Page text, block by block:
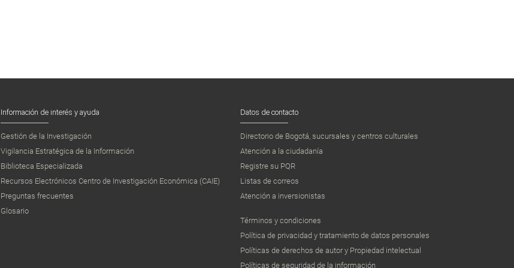
Información de interés y ayuda
Gestión de la Investigación
Vigilancia Estratégica de la Información
Biblioteca Especializada
Recursos Electrónicos Centro de Investigación Económica (CAIE)
Preguntas frecuentes
Glosario
Datos de contacto
Directorio de Bogotá, sucursales y centros culturales
Atención a la ciudadanía
Registre su PQR
Listas de correos
Atención a inversionistas
Términos y condiciones
Política de privacidad y tratamiento de datos personales
Políticas de derechos de autor y Propiedad intelectual
Políticas de seguridad de la información